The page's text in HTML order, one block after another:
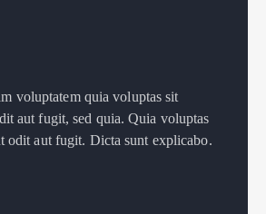
voluptatem quia voluptas sit
aut fugit, sed quia. Quia voluptas
odit aut fugit. Dicta sunt explicabo.